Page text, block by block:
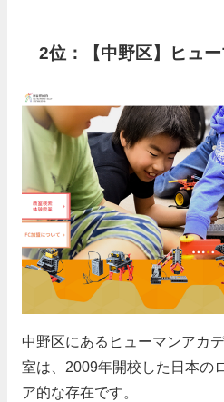
2位：【中野区】ヒュ
中野区にあるヒューマンアカ
室は、2009年開校した日本の
ア的な存在です。